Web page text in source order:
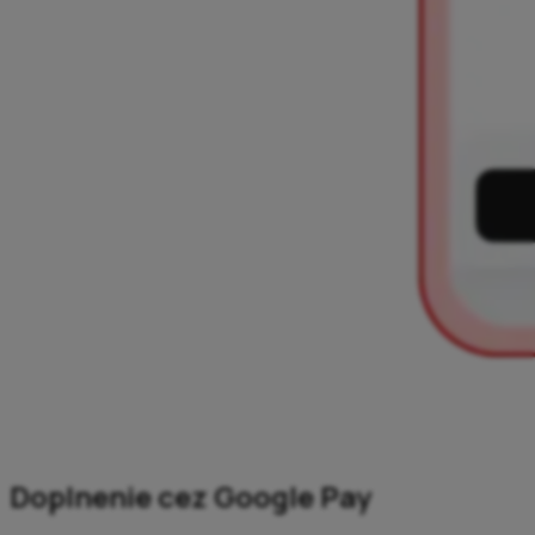
Doplnenie cez Google Pay